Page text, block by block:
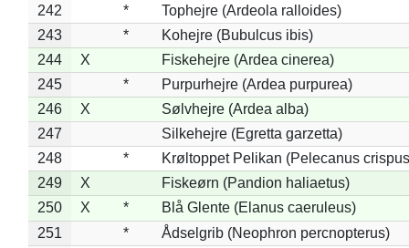
242
*
Tophejre (Ardeola ralloides)
243
*
Kohejre (Bubulcus ibis)
244
X
Fiskehejre (Ardea cinerea)
245
*
Purpurhejre (Ardea purpurea)
246
X
Sølvhejre (Ardea alba)
247
Silkehejre (Egretta garzetta)
248
*
Krøltoppet Pelikan (Pelecanus
249
X
Fiskeørn (Pandion haliaetus)
250
X *
Blå Glente (Elanus caeruleus)
251
*
Ådselgrib (Neophron percnopterus)